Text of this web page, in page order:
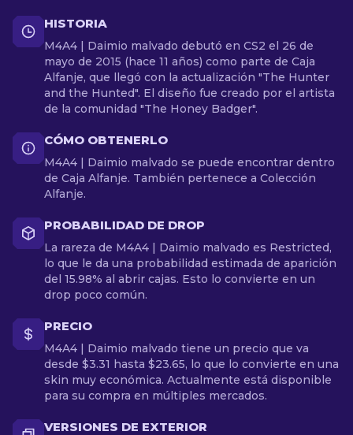
HISTORIA
M4A4 | Daimio malvado debutó en CS2 el 26 de
mayo de 2015 (hace 11 años) como parte de Caja
Alfanje, que llegó con la actualización "The Hunter
and the Hunted". El diseño fue creado por el artista
de la comunidad "The Honey Badger".
CÓMO OBTENERLO
M4A4 | Daimio malvado se puede encontrar dentro
de Caja Alfanje. También pertenece a Colección
Alfanje.
PROBABILIDAD DE DROP
La rareza de M4A4 | Daimio malvado es Restricted,
lo que le da una probabilidad estimada de aparición
del 15.98% al abrir cajas. Esto lo convierte en un
drop poco común.
PRECIO
M4A4 | Daimio malvado tiene un precio que va
desde $3.31 hasta $23.65, lo que lo convierte en una
skin muy económica. Actualmente está disponible
para su compra en múltiples mercados.
VERSIONES DE EXTERIOR